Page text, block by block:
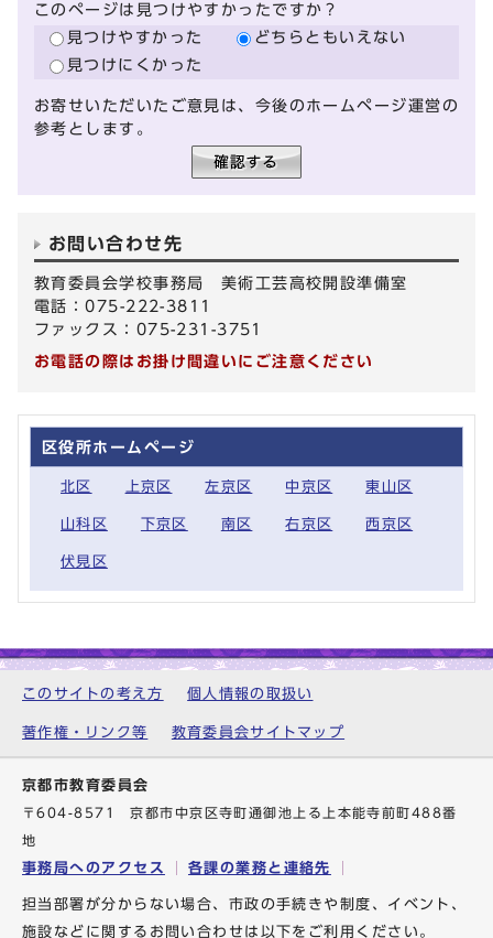
このページは見つけやすかったですか？
見つけやすかった
どちらともいえない
見つけにくかった
お寄せいただいたご意見は、今後のホームページ運営の
参考とします。
お問い合わせ先
教育委員会学校事務局 美術工芸高校開設準備室
電話：075-222-3811
ファックス：075-231-3751
お電話の際はお掛け間違いにご注意ください
区役所ホームページ
北区 上京区 左京区 中京区 東山区
山科区 下京区 南区 右京区 西京区
伏見区
このサイトの考え方 個人情報の取扱い
著作権・リンク等 教育委員会サイトマップ
京都市教育委員会
〒604-8571 京都市中京区寺町通御池上る上本能寺前町488番
地
事務局へのアクセス 各課の業務と連絡先
担当部署が分からない場合、市政の手続きや制度、イベント、
施設などに関するお問い合わせは以下をご利用ください。